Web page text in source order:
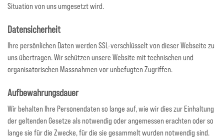
Situation von uns umgesetzt wird.
Datensicherheit
Ihre persönlichen Daten werden SSL-verschlüsselt von dieser Webseite zu
uns übertragen. Wir schützen unsere Website mit technischen und
organisatorischen Massnahmen vor unbefugten Zugriffen.
Aufbewahrungsdauer
Wir behalten Ihre Personendaten so lange auf, wie wir dies zur Einhaltung
der geltenden Gesetze als notwendig oder angemessen erachten oder so
lange sie für die Zwecke, für die sie gesammelt wurden notwendig sind.